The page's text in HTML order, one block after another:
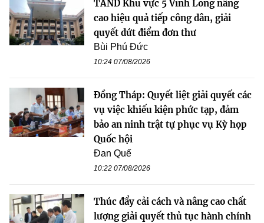
TAND Khu vực 5 Vĩnh Long nâng
cao hiệu quả tiếp công dân, giải
quyết dứt điểm đơn thư
Bùi Phú Đức
10:24 07/08/2026
Đồng Tháp: Quyết liệt giải quyết các
vụ việc khiếu kiện phức tạp, đảm
bảo an ninh trật tự phục vụ Kỳ họp
Quốc hội
Đan Quế
10:22 07/08/2026
Thúc đẩy cải cách và nâng cao chất
lượng giải quyết thủ tục hành chính